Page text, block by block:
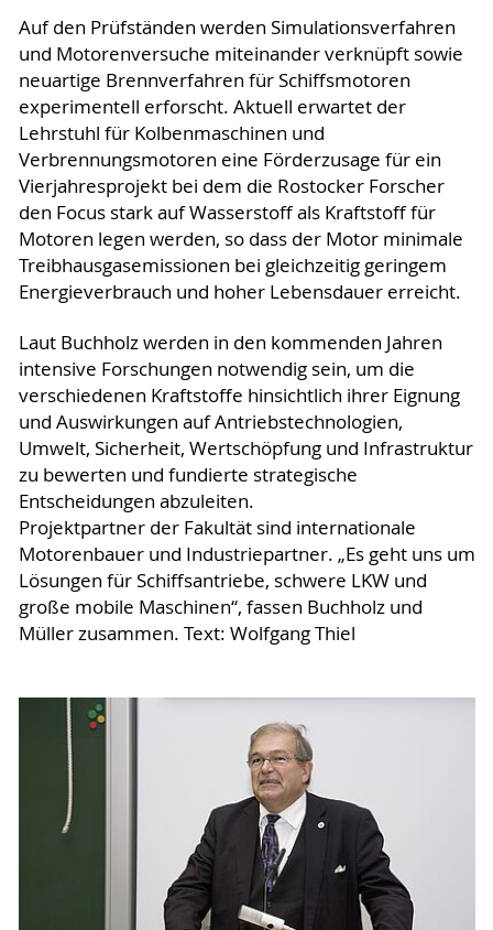
Auf den Prüfständen werden Simulationsverfahren
und Motorenversuche miteinander verknüpft sowie
neuartige Brennverfahren für Schiffsmotoren
experimentell erforscht. Aktuell erwartet der
Lehrstuhl für Kolbenmaschinen und
Verbrennungsmotoren eine Förderzusage für ein
Vierjahresprojekt bei dem die Rostocker Forscher
den Focus stark auf Wasserstoff als Kraftstoff für
Motoren legen werden, so dass der Motor minimale
Treibhausgasemissionen bei gleichzeitig geringem
Energieverbrauch und hoher Lebensdauer erreicht.
Laut Buchholz werden in den kommenden Jahren
intensive Forschungen notwendig sein, um die
verschiedenen Kraftstoffe hinsichtlich ihrer Eignung
und Auswirkungen auf Antriebstechnologien,
Umwelt, Sicherheit, Wertschöpfung und Infrastruktur
zu bewerten und fundierte strategische
Entscheidungen abzuleiten.
Projektpartner der Fakultät sind internationale
Motorenbauer und Industriepartner. „Es geht uns um
Lösungen für Schiffsantriebe, schwere LKW und
große mobile Maschinen“, fassen Buchholz und
Müller zusammen. Text: Wolfgang Thiel